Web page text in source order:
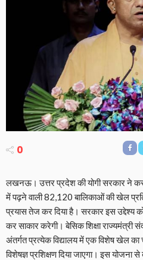
0
लखनऊ। उत्तर प्रदेश की योगी सरकार ने
में पढ़ने वाली 82,120 बालिकाओं की खेल
प्रयास तेज कर दिया है। सरकार इस उद्देश्य
कर साकार करेगी। बेसिक शिक्षा राज्यमंत्री
अंतर्गत प्रत्येक विद्यालय में एक विशेष खेल
विशेषज्ञ प्रशिक्षण दिया जाएगा। इस